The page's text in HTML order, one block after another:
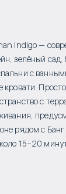
Indigo —
зелёный
с
с
рядом с
15–20